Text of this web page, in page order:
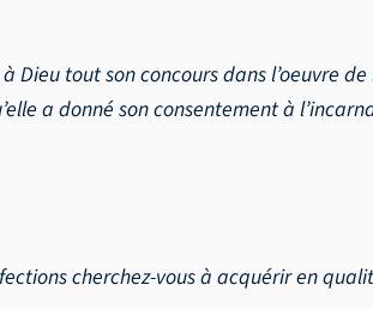
Dieu tout son concours dans l’oeuvre
a donné son consentement à
cherchez-vous à acquérir en